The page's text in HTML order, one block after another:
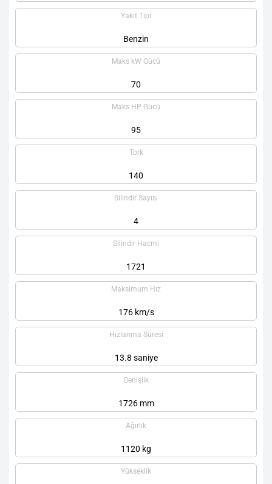
Yakıt Tipi
Benzin
Maks kW Gücü
70
Maks HP Gücü
95
Tork
140
Silindir Sayısı
4
Silindir Hacmi
1721
Maksimum Hız
176 km/s
Hızlanma Süresi
13.8 saniye
Genişlik
1726 mm
Ağırlık
1120 kg
Yükseklik